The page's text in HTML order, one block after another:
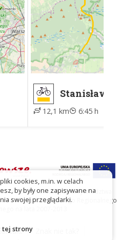
12,1 km 6:45 h
środków Samorządu Województwa
ramach Mazowieckiego Regionalnego
na lata 2007-2013
cookies, m.in. w celach
by były one zapisywane na
swojej przeglądarki.
tej strony